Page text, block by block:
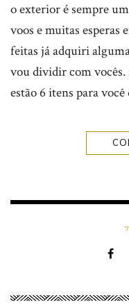
o exterior é sempre
voos e muitas esperas
feitas já adquiri
vou dividir com vocês.
estão 6 itens para
7